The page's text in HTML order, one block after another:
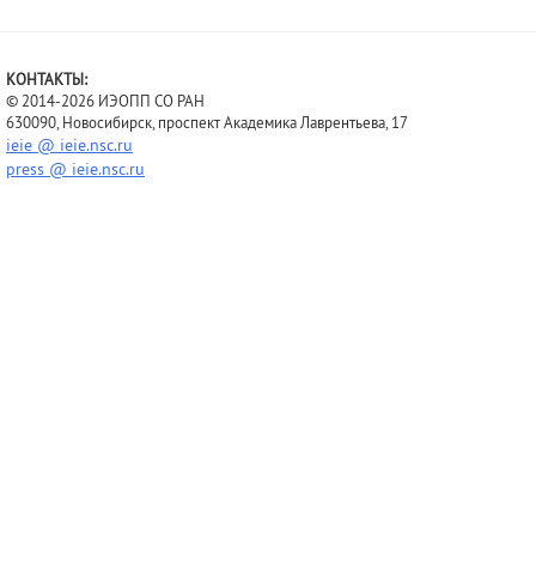
КОНТАКТЫ:
© 2014-2026 ИЭОПП СО РАН
630090, Новосибирск, проспект Академика Лаврентьева, 17
ieie @ ieie.nsc.ru
press @ ieie.nsc.ru